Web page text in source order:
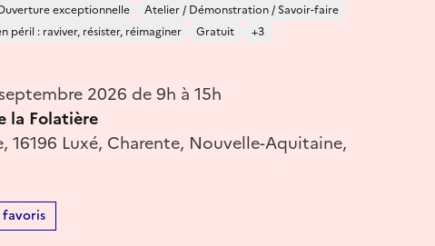
exceptionnelle
Atelier / Démonstration / Savoir-faire
péril : raviver, résister, réimaginer
Gratuit +3
2026 de 9h à 15h
la Folatière
16196 Luxé, Charente, Nouvelle-Aquitaine,
favoris